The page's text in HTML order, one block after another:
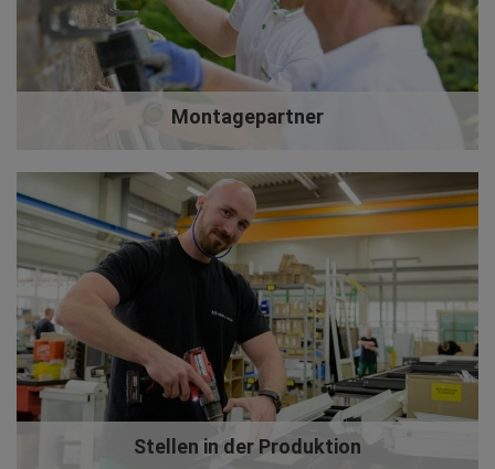
Montagepartner
Stellen in der Produktion